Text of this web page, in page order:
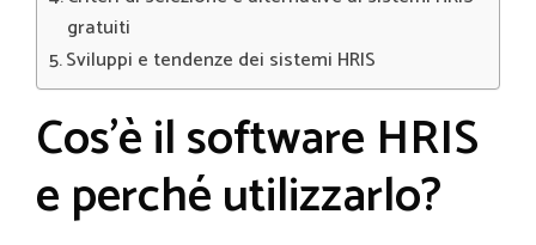
gratuiti
Sviluppi e tendenze dei sistemi HRIS
Cos’è il software HRIS
e perché utilizzarlo?